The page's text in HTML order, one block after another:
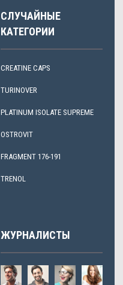
СЛУЧАЙНЫЕ
КАТЕГОРИИ
CREATINE CAPS
TURINOVER
PLATINUM ISOLATE SUPREME
OSTROVIT
FRAGMENT 176-191
TRENOL
ЖУРНАЛИСТЫ